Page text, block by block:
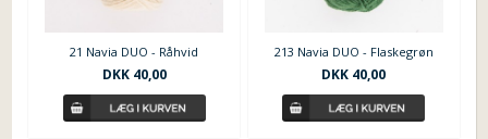
21 Navia DUO - Råhvid
DKK 40,00
213 Navia DUO - Flaskegrøn
DKK 40,00